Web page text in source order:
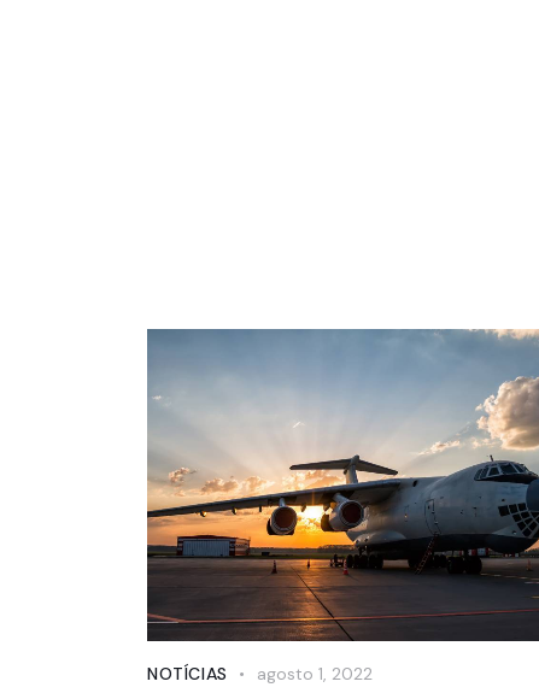
NOTÍCIAS agosto 1, 2022